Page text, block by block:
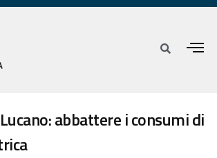
abbattere i consumi di